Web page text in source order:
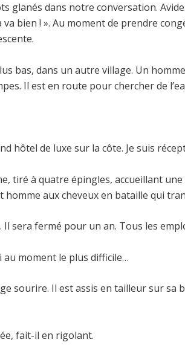
glanés dans notre conversation.
va bien ! ». Au moment de prendre
bas, dans un autre village. Un
Il est en route pour chercher de
hôtel de luxe sur la côte. Je suis
tiré à quatre épingles, accueillant
homme aux cheveux en bataille qui
sera fermé pour un an. Tous les
moment le plus difficile…
sourire. Il est assis en tailleur sur
fait-il en rigolant.